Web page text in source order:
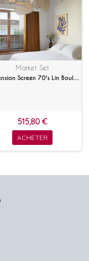
Market Set
Suspension Screen 70's Lin Bouleau
515,80 €
ACHETER